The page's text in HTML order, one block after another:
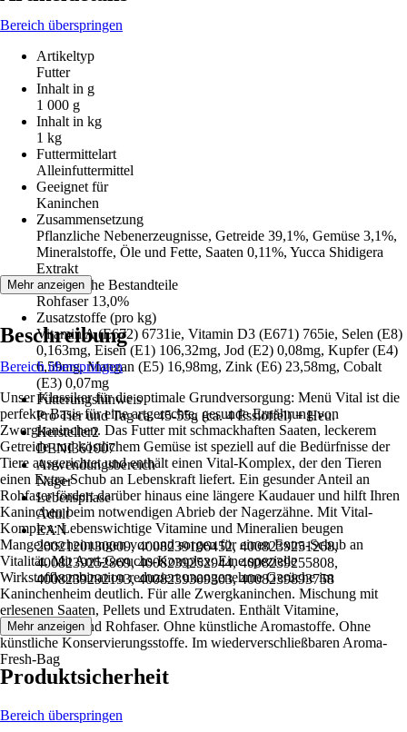
Bereich überspringen
Artikeltyp
Futter
Inhalt in g
1 000 g
Inhalt in kg
1 kg
Futtermittelart
Alleinfuttermittel
Geeignet für
Kaninchen
Zusammensetzung
Pflanzliche Nebenerzeugnisse, Getreide 39,1%, Gemüse 3,1%,
Mineralstoffe, Öle und Fette, Saaten 0,11%, Yucca Shidigera
Extrakt
Analytische Bestandteile
Rohfaser 13,0%
Zusatzstoffe (pro kg)
Vitamin A (E672) 6731ie, Vitamin D3 (E671) 765ie, Selen (E8)
0,163mg, Eisen (E1) 106,32mg, Jod (E2) 0,08mg, Kupfer (E4)
6,59mg, Mangan (E5) 16,98mg, Zink (E6) 23,58mg, Cobalt
(E3) 0,07mg
Fütterungshinweis
Pro Tier und Tag ca. 45-55g (ca. 4 Esslöffel) + Heu.
Hersteller2
DENI361007
Anwendungsbereich
Nager
Lebensphase
Adult
EAN
2002120130009, 4008239106452, 4008239251268,
4008239252869, 4008239252944, 4008239255808,
4008239292193, 4008239309303, 4008239893758
Mehr anzeigen
Beschreibung
Bereich überspringen
Unser Klassiker für die optimale Grundversorgung: Menü Vital ist die
perfekte Basis für eine artgerechte, gesunde Ernährung von
Zwergkaninchen. Das Futter mit schmackhaften Saaten, leckerem
Getreide und köstlichem Gemüse ist speziell auf die Bedürfnisse der
Tiere ausgerichtet und enthält einen Vital-Komplex, der den Tieren
einen Extra-Schub an Lebenskraft liefert. Ein gesunder Anteil an
Rohfaser fördert darüber hinaus eine längere Kaudauer und hilft Ihren
Kaninchen beim notwendigen Abrieb der Nagerzähne. Mit Vital-
Komplex: Lebenswichtige Vitamine und Mineralien beugen
Mangelerscheinungen vor und sorgen für einen Extra-Schub an
Vitalität. Mit Anti-Geruchs-Komplex: Eine spezielle
Wirkstoffkombination reduziert unangenehme Gerüche im
Kaninchenheim deutlich. Für alle Zwergkaninchen. Mischung mit
erlesenen Saaten, Pellets und Extrudaten. Enthält Vitamine,
Mineralstoffe und Rohfaser. Ohne künstliche Aromastoffe. Ohne
künstliche Konservierungsstoffe. Im wiederverschließbaren Aroma-
Fresh-Bag
Mehr anzeigen
Produktsicherheit
Bereich überspringen